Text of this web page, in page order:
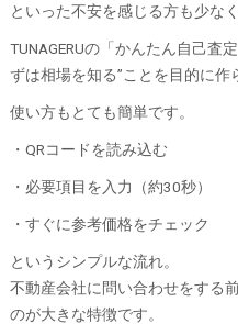
といった不安を感じる方も少な
TUNAGERUの「かんたん自己査
ずは相場を知る”ことを目的に作
使い方もとても簡単です。
・QRコードを読み込む
・必要項目を入力（約30秒）
・すぐに参考価格をチェック
というシンプルな流れ。
不動産会社に問い合わせをする
のが大きな特徴です。